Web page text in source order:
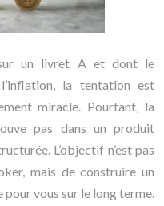
un livret A et dont le
la tentation est
miracle. Pourtant, la
pas dans un produit
L’objectif n’est pas
mais de construire un
vous sur le long terme.